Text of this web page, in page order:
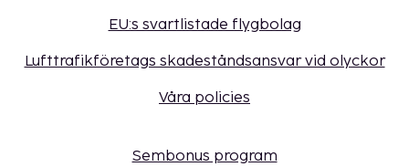
EU:s svartlistade flygbolag
Lufttrafikföretags skadeståndsansvar vid olyckor
Våra policies
Sembonus program